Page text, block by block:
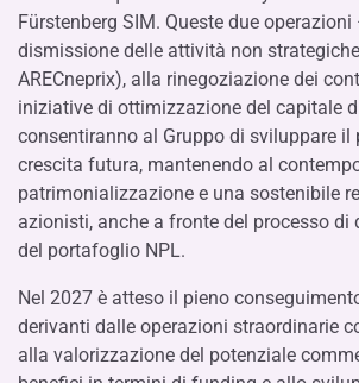
Fürstenberg SIM. Queste due
dismissione delle attività non
ARECneprix), alla rinegoziazione dei
iniziative di ottimizzazione del capitale
consentiranno al Gruppo di sviluppare il
crescita futura, mantenendo al
patrimonializzazione e una sostenibile
azionisti, anche a fronte del processo di
del portafoglio NPL.
Nel 2027 è atteso il pieno
derivanti dalle operazioni straordinarie
alla valorizzazione del potenziale